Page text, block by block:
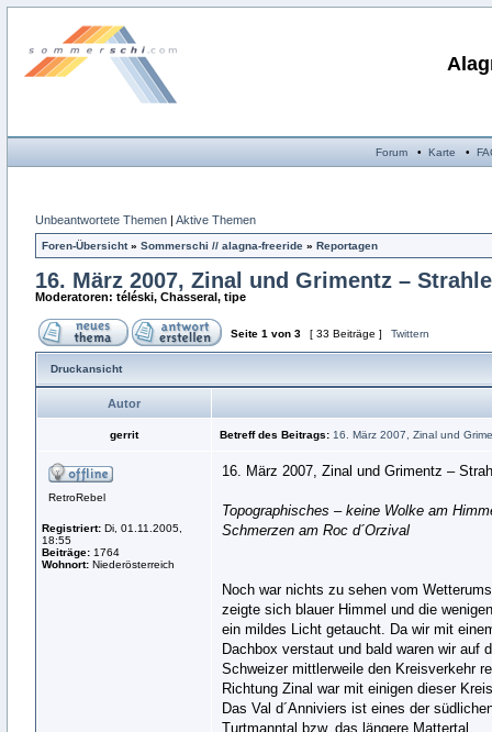
Forum• Karte •
Unbeantwortete Themen | Aktive Themen
Foren-Übersicht» Sommerschi // alagna-freeride » Reportagen
16. März 2007, Zinal und Grimentz –
Moderatoren: téléski, Chasseral, tipe
Seite 1 von 3 [ 33 Beiträge ] Twittern
Druckansicht
Autor
gerrit Betreff des Beitrags: 16. März 2007, Zinal und
RetroRebel
Registriert: Di, 01.11.2005,
18:55
Beiträge: 1764
Wohnort: Niederösterreich
16. März 2007, Zinal und Grimentz –
Topographisches – keine Wolke am
Schmerzen am Roc d´Orzival
Noch war nichts zu sehen vom
zeigte sich blauer Himmel und die
ein mildes Licht getaucht. Da wir mit
Dachbox verstaut und bald waren wir auf
Schweizer mittlerweile den Kreisverkehr
Richtung Zinal war mit einigen dieser
Das Val d´Anniviers ist eines der
Turtmanntal bzw. das längere Mattertal.